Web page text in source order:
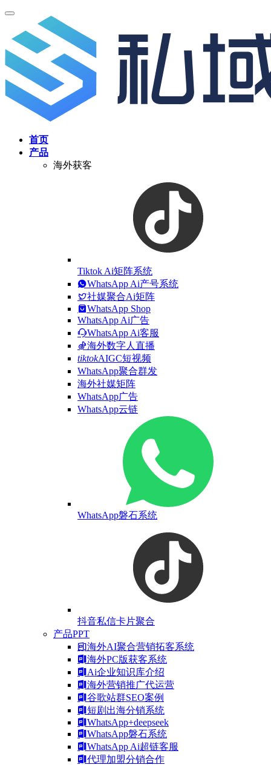
首页
产品
海外获客
Tiktok Ai矩阵系统
WhatsApp Ai产号系统
社媒聚合Ai矩阵
WhatsApp Shop
WhatsApp Ai广告
WhatsApp Ai客服
海外数字人直播
tiktokAIGC短视频
WhatsApp聚合群发
海外社媒矩阵
WhatsApp广告
WhatsApp云链
WhatsApp磐石系统
抖音私信卡片聚合
产品PPT
海外AI聚合营销拓客系统
海外PC版获客系统
Ai企业知识库介绍
海外营销推广代运营
谷歌站群SEO案例
短剧出海分销系统
WhatsApp+deepseek
WhatsApp磐石系统
WhatsApp Ai超链客服
代理加盟分销合作